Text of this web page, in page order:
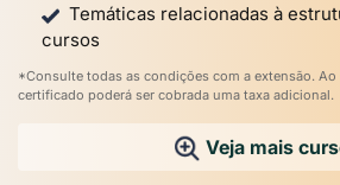
Temáticas relacionadas à
cursos
*Consulte todas as condições com a extensão.
certificado poderá ser cobrada uma taxa adicional.
Veja mais